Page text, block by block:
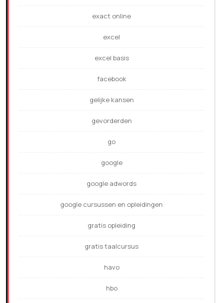
exact online
excel
excel basis
facebook
gelijke kansen
gevorderden
go
google
google adwords
google cursussen en opleidingen
gratis opleiding
gratis taalcursus
havo
hbo